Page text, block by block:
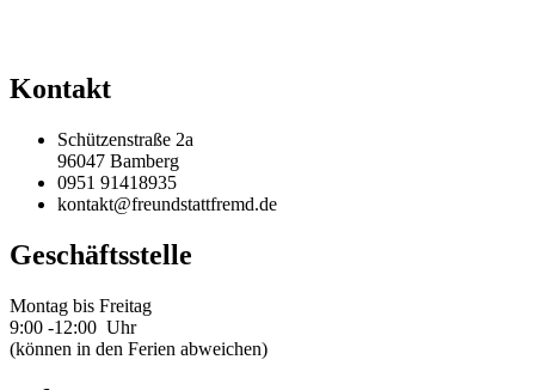
Kontakt
Schützenstraße 2a
96047 Bamberg
0951 91418935
kontakt@freundstattfremd.de
Geschäftsstelle
Montag bis Freitag
9:00 -12:00 Uhr
(können in den Ferien abweichen)